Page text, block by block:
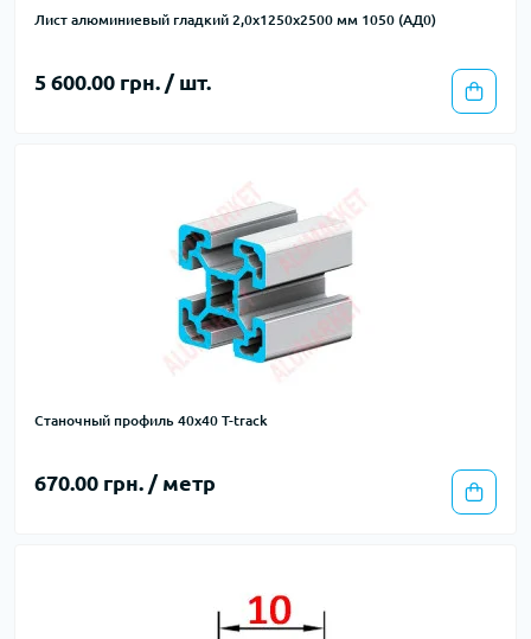
Лист алюминиевый гладкий 2,0х1250х2500 мм 1050 (АД0)
5 600.00 грн. / шт.
Станочный профиль 40х40 T-track
670.00 грн. / метр